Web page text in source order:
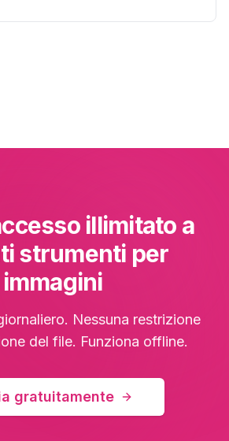
illimitato a
strumenti per
immagini
Nessuna restrizione
del file. Funziona offline.
gratuitamente